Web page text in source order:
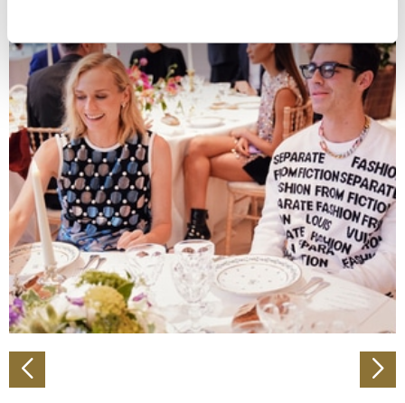
bestimmten Merkmalen (Fingerprinting) identifizieren
Erfahren Sie mehr darüber, wie Ihre persönlichen Daten
verarbeitet werden, und legen Sie Ihre Präferenzen im
Abschnitt Einzelheitenfest.
Wir verwenden Cookies, um Inhalte und Anzeigen zu
personalisieren, Funktionen für soziale Medien anbieten
zu können und die Zugriffe auf unsere Website zu
analysieren. Außerdem geben wir Informationen zu Ihrer
Verwendung unserer Website an unsere Partner für
soziale Medien, Werbung und Analysen weiter. Unsere
Partner führen diese Informationen möglicherweise mit
weiteren Daten zusammen, die Sie ihnen bereitgestellt
gesammelt haben.